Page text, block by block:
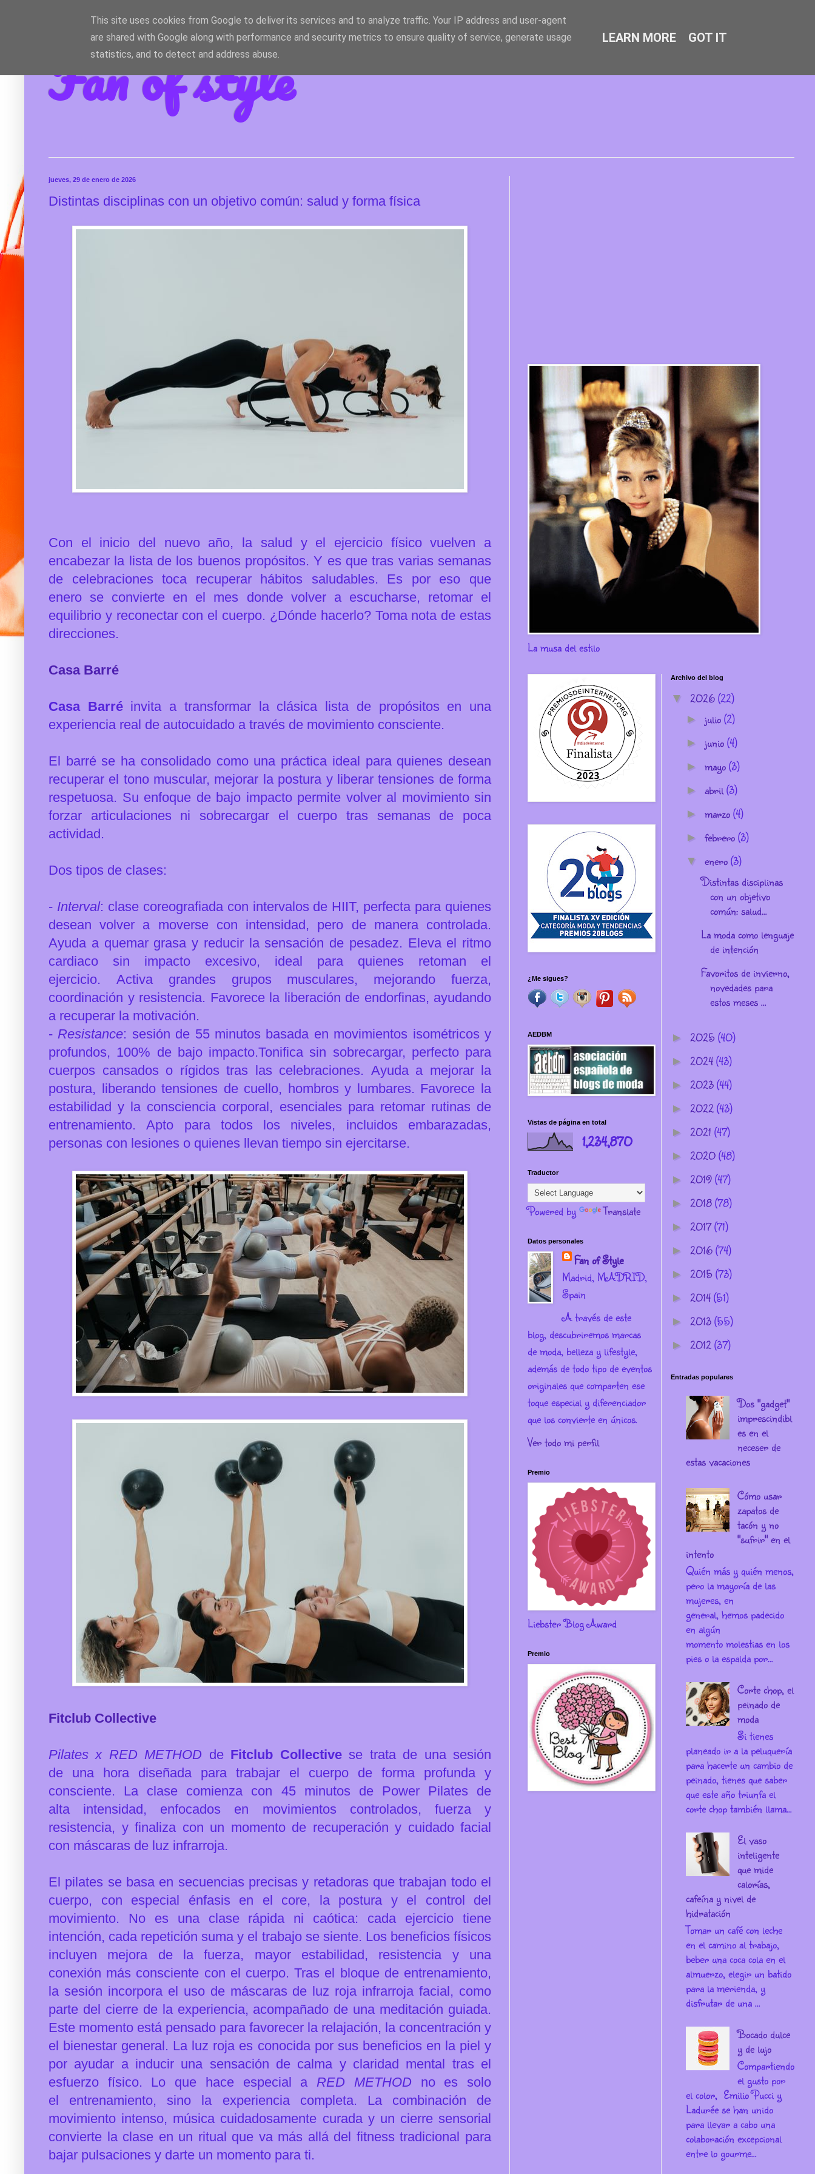
Fan of style
jueves, 29 de enero de 2026
Distintas disciplinas con un objetivo común: salud y forma física
Con el inicio del nuevo año, la salud y el ejercicio físico vuelven a
encabezar la lista de los buenos propósitos. Y es que tras varias semanas
de celebraciones toca recuperar hábitos saludables. Es por eso que
enerose convierte en el mes donde volver a escucharse, retomar el
equilibrio y reconectar con el cuerpo. ¿Dónde hacerlo? Toma nota de estas
direcciones.
Casa Barré
Casa Barréinvita a transformar la clásica lista de propósitos en una
experiencia real de autocuidado a través de movimiento consciente.
El barré se ha consolidado como una práctica ideal para quienes desean
recuperar el tono muscular, mejorar la postura y liberar tensiones de forma
respetuosa. Su enfoque de bajo impacto permite volver al movimiento sin
forzar articulaciones ni sobrecargar el cuerpo tras semanas de poca
actividad.
Dos tipos de clases:
- Interval: clase coreografiada con intervalos de HIIT, perfecta para quienes
desean volver a moverse con intensidad, pero de manera controlada.
Ayuda a quemar grasa y reducir la sensación de pesadez. Eleva el ritmo
cardiaco sin impacto excesivo, ideal para quienes retoman el
ejercicio. Activa grandes grupos musculares, mejorando fuerza,
coordinación y resistencia. Favorece la liberación de endorfinas, ayudando
a recuperar la motivación.
- Resistance: sesión de 55 minutos basada en movimientos isométricos y
profundos, 100% de bajo impacto.Tonifica sin sobrecargar, perfecto para
cuerpos cansados o rígidos tras las celebraciones. Ayuda a mejorar la
postura, liberando tensiones de cuello, hombros y lumbares. Favorece la
estabilidad y la consciencia corporal, esenciales para retomar rutinas de
entrenamiento.Apto para todos los niveles, incluidos embarazadas,
personas con lesiones o quienes llevan tiempo sin ejercitarse.
Fitclub Collective
Pilates x RED METHOD de Fitclub Collective se trata de una sesión
de una hora diseñada para trabajar el cuerpo de forma profunda y
consciente. La clase comienza con 45 minutos de Power Pilates de
alta intensidad, enfocados en movimientos controlados, fuerza y
resistencia, y finaliza con un momento de recuperación y cuidado facial
con máscaras de luz infrarroja.
El pilates se basa en secuencias precisas y retadoras que trabajan todo el
cuerpo, con especial énfasis en el core, la postura y el control del
movimiento. No es una clase rápida ni caótica: cada ejercicio tiene
intención, cada repetición suma y el trabajo se siente. Los beneficios físicos
incluyen mejora de la fuerza, mayor estabilidad, resistencia y una
conexión más consciente con el cuerpo.Tras el bloque de entrenamiento,
la sesión incorpora el uso de máscaras de luz roja infrarroja facial, como
parte del cierre de la experiencia, acompañado de una meditación guiada.
Este momento está pensado para favorecer la relajación, la concentración y
el bienestar general. La luz roja es conocida por sus beneficios en la piel y
por ayudar a inducir una sensación de calma y claridad mental tras el
esfuerzo físico. Lo que hace especial a RED METHOD no es solo
el entrenamiento, sino la experiencia completa. La combinación de
movimiento intenso, música cuidadosamente curada y un cierre sensorial
convierte la clase en un ritual que va más allá del fitness tradicional para
bajar pulsaciones y darte un momento para ti.
La musa del estilo
¿Me sigues?
AEDBM
Vistas de página en total
1,234,870
Traductor
Powered by Translate
Datos personales
Fan of Style
Madrid, MADRID,
Spain
A través de este
blog, descubriremos marcas
de moda, belleza y lifestyle,
además de todo tipo de eventos
originales que comparten ese
toque especial y diferenciador
que los convierte en únicos.
Ver todo mi perfil
Premio
Liebster Blog Award
Premio
Archivo del blog
▼ 2026(22)
► julio(2)
► junio(4)
► mayo(3)
► abril(3)
► marzo(4)
► febrero(3)
▼ enero(3)
Distintas disciplinas
con un objetivo
común: salud...
La moda como lenguaje
de intención
Favoritos de invierno,
novedades para
estos meses ...
► 2025(40)
► 2024(43)
► 2023(44)
► 2022(43)
► 2021 (47)
► 2020(48)
► 2019(47)
► 2018(78)
► 2017(71)
► 2016(74)
► 2015(73)
► 2014(51)
► 2013(55)
► 2012(37)
Entradas populares
Dos "gadget"
imprescindibl
es en el
neceser de
estas vacaciones
Cómo usar
zapatos de
tacón y no
"sufrir" en el
intento
Quién más y quién menos,
pero la mayoría de las
mujeres, en
general, hemos padecido
en algún
momento molestias en los
pies o la espalda por...
Corte chop, el
peinado de
moda
Si tienes
planeado ir a la peluquería
para hacerte un cambio de
peinado, tienes que saber
que este año triunfa el
corte chop también llama...
El vaso
inteligente
que mide
calorías,
cafeína y nivel de
hidratación
Tomar un café con leche
en el camino al trabajo,
beber una coca cola en el
almuerzo, elegir un batido
para la merienda, y
disfrutar de una ...
Bocado dulce
y de lujo
Compartiendo
el gusto por
el color, Emilio Pucci y
Ladurée se han unido
para llevar a cabo una
colaboración excepcional
entre lo gourme...
This site uses cookies from Google to deliver its services and to analyze traffic. Your IP address and user-agent
are shared with Google along with performance and security metrics to ensure quality of service, generate usage
statistics, and to detect and address abuse.
LEARN MORE GOT IT